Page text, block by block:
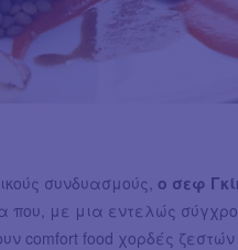
συνδυασμούς, ο σεφ
που, με μια εντελώς
comfort food χορδές ζεστών